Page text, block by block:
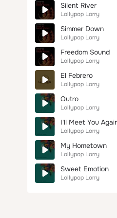
Silent River
Lollypop Lorry
Simmer Down
Lollypop Lorry
Freedom Sound
Lollypop Lorry
El Febrero
Lollypop Lorry
Outro
Lollypop Lorry
I'll Meet You
Lollypop Lorry
My Hometown
Lollypop Lorry
Sweet Emotion
Lollypop Lorry